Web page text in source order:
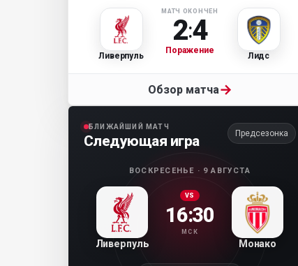
Ливерпуль
МАТЧ ОКОНЧЕН
2:4
Поражение
Лидс
Обзор матча→
БЛИЖАЙШИЙ МАТЧ
Следующая игра Предсезонка
ВОСКРЕСЕНЬЕ · 9 АВГУСТА
Ливерпуль
VS
16:30
МСК
Монако